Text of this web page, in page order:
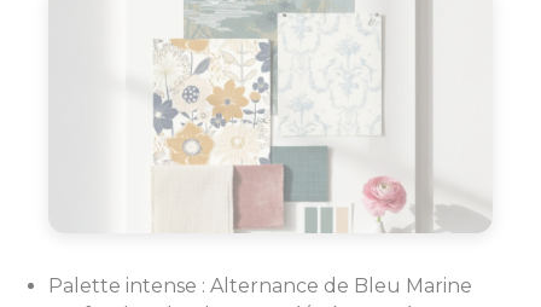
Palette intense : Alternance de Bleu Marine